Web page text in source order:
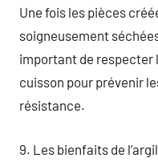
Une fois les pièces
soigneusement
important de respecter
cuisson pour prévenir
résistance.
9. Les bienfaits de